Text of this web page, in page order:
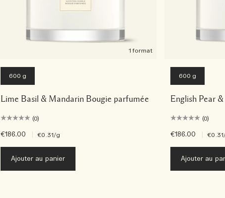
1 format
600 g
Lime Basil & Mandarin Bougie parfumée
(0)
€186.00 €0.31/g
Ajouter au panier
600 g
English Pear
(0)
€186.00 €0.31
Ajouter au